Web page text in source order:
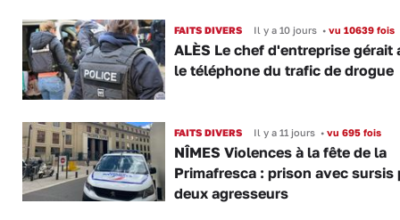
FAITS DIVERS Il y a 10 jours •vu 10639 fois
ALÈS Le chef d'entreprise gérait
le téléphone du trafic de drogue
FAITS DIVERS Il y a 11 jours •vu 695 fois
NÎMES Violences à la fête de la
Primafresca : prison avec sursis
deux agresseurs